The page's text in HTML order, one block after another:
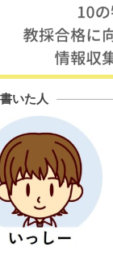
いた人